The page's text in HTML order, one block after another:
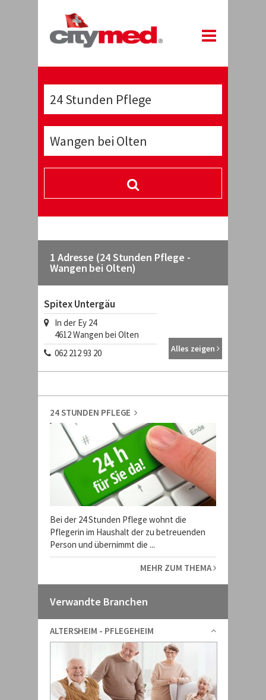
1 Adresse (24 Stunden Pflege -
Wangen bei Olten)
Spitex Untergäu
In der Ey 24
4612Wangen bei Olten
062 212 93 20
Alles zeigen
24 STUNDEN PFLEGE
Bei der 24 Stunden Pflege wohnt die
Pflegerin im Haushalt der zu betreuenden
Person und übernimmt die ...
MEHR ZUM THEMA
Verwandte Branchen
ALTERSHEIM - PFLEGEHEIM